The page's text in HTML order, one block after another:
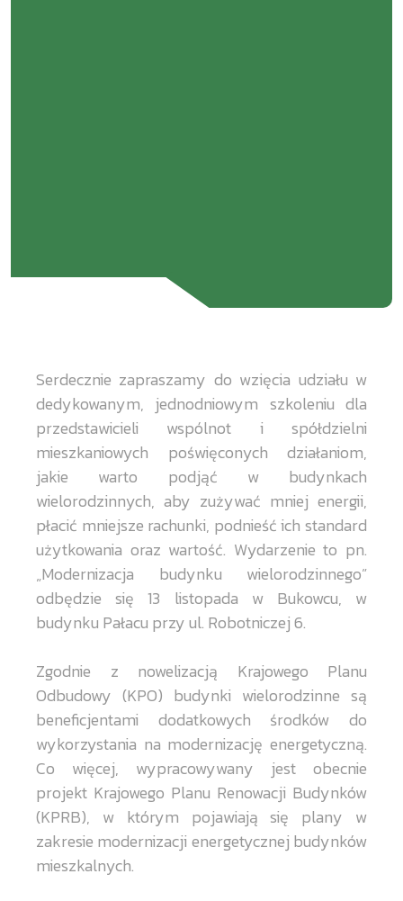
Serdecznie zapraszamy do wzięcia udziału w
dedykowanym, jednodniowym szkoleniu dla
przedstawicieli wspólnot i spółdzielni
mieszkaniowych poświęconych działaniom,
jakie warto podjąć w budynkach
wielorodzinnych, aby zużywać mniej energii,
płacić mniejsze rachunki, podnieść ich standard
użytkowania oraz wartość. Wydarzenie to pn.
„Modernizacja budynku wielorodzinnego”
odbędzie się 13 listopada w Bukowcu, w
budynku Pałacu przy ul. Robotniczej 6.
Zgodnie z nowelizacją Krajowego Planu
Odbudowy (KPO) budynki wielorodzinne są
beneficjentami dodatkowych środków do
wykorzystania na modernizację energetyczną.
Co więcej, wypracowywany jest obecnie
projekt Krajowego Planu Renowacji Budynków
(KPRB), w którym pojawiają się plany w
zakresie modernizacji energetycznej budynków
mieszkalnych.